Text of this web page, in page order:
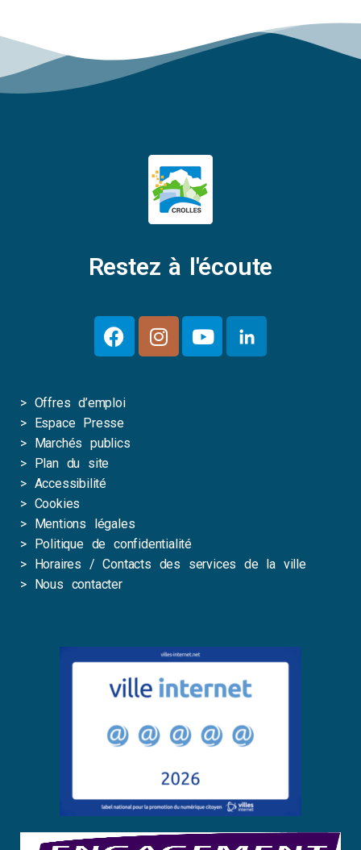
Restez à l'écoute
> Offres d’emploi
>
Espace Presse
>
Marchés publics
>
Plan du site
> Accessibilité
> Cookies
>
Mentions légales
>
Politique de confidentialité
>
Horaires / Contacts des services de la ville
>
Nous contacter